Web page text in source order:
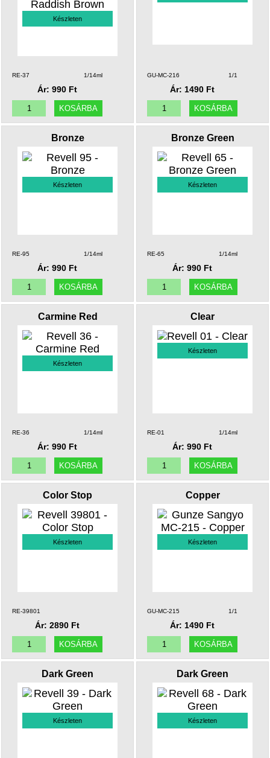
Készleten
RE-37 1/14ml
Ár: 990 Ft
GU-MC-216 1/1
Ár: 1490 Ft
Bronze
Készleten
RE-95 1/14ml
Ár: 990 Ft
Bronze Green
Készleten
RE-65 1/14ml
Ár: 990 Ft
Carmine Red
Készleten
RE-36 1/14ml
Ár: 990 Ft
Clear
Készleten
RE-01 1/14ml
Ár: 990 Ft
Color Stop
Készleten
RE-39801
Ár: 2890 Ft
Copper
Készleten
GU-MC-215 1/1
Ár: 1490 Ft
Dark Green
Készleten
Dark Green
Készleten